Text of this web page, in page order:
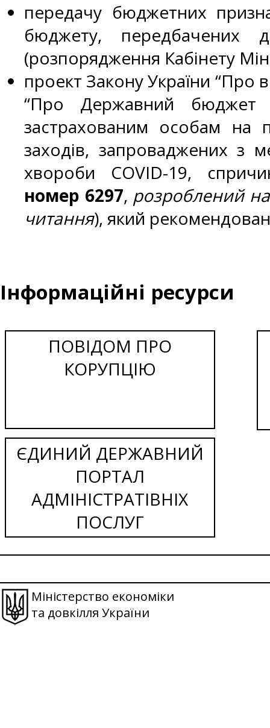
передачу бюджетних
бюджету, передбачених
(розпорядження Кабінету
проект Закону України “Про
“Про Державний бюджет
застрахованим особам на
заходів, запроваджених з
хвороби COVID-19,
номер 6297, розроблений
читання), який
Інформаційні ресурси
ПОВІДОМ ПРО
КОРУПЦІЮ
ЄДИНИЙ ДЕРЖАВНИЙ
ПОРТАЛ
АДМІНІСТРАТІВНІХ
ПОСЛУГ
Міністерство економіки
та довкілля України